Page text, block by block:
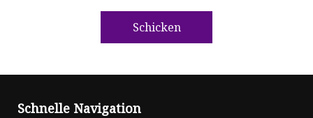
Schicken
Schnelle Navigation